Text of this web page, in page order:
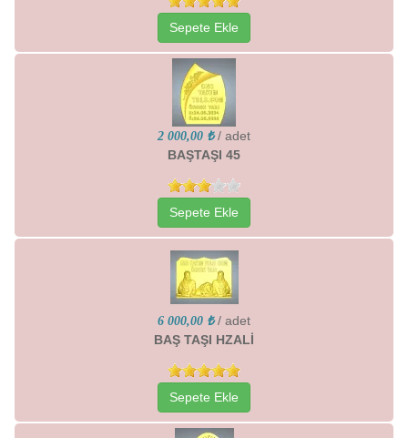
Sepete Ekle
2 000,00 ₺ / adet
BAŞTAŞI 45
Sepete Ekle
6 000,00 ₺ / adet
BAŞ TAŞI HZALİ
Sepete Ekle